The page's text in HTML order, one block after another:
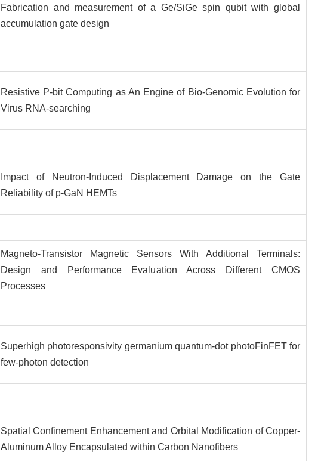
Fabrication and measurement of a Ge/SiGe spin qubit with global
accumulation gate design
Resistive P-bit Computing as An Engine of Bio-Genomic Evolution for
Virus RNA-searching
Impact of Neutron-Induced Displacement Damage on the Gate
Reliability of p-GaN HEMTs
Magneto-Transistor Magnetic Sensors With Additional Terminals:
Design and Performance Evaluation Across Different CMOS
Processes
Superhigh photoresponsivity germanium quantum-dot photoFinFET for
few-photon detection
Spatial Confinement Enhancement and Orbital Modification of Copper-
Aluminum Alloy Encapsulated within Carbon Nanofibers